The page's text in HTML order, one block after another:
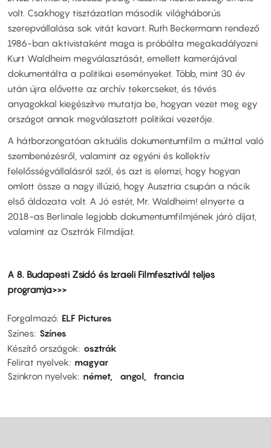
volt. Csakhogy tisztázatlan második világháborús
szerepvállalása sok vitát kavart. Ruth Beckermann rendező
1986-ban aktivistaként maga is próbálta megakadályozni
Kurt Waldheim megválasztását, emellett kamerájával
dokumentálta a politikai eseményeket. Több, mint 30 év
után újra elővette az archív tekercseket, és tévés
anyagokkal kiegészítve mutatja be, hogyan vezet meg egy
országot annak megválasztott politikai vezetője.
A hátborzongatóan aktuális dokumentumfilm a múlttal való
szembenézésről, valamint az egyéni és kollektív
felelősségvállalásról szól, és azt is elemzi, hogy hogyan
omlott össze a nagy illúzió, hogy Ausztria csupán a nácik
első áldozata volt. A Jó estét, Mr. Waldheim! elnyerte a
2018-as Berlinale legjobb dokumentumfilmjének járó díjat,
valamint az Osztrák Filmdíjat.
A 8. Budapesti Zsidó és Izraeli Filmfesztivál teljes
programja>>>
Forgalmazó ELF Pictures
Színes Színes
Készítő országok
osztrák
Felirat nyelvek
magyar
Szinkron nyelvek
német angol francia